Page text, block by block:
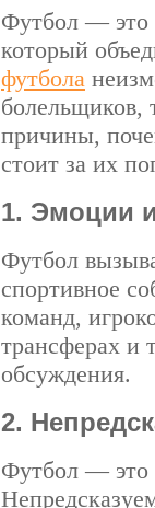
Футбол — это
который
футбола
болельщиков,
причины,
стоит за их
1. Эмоции
Футбол
спортивное
команд,
трансферах и
обсуждения.
2.
Футбол — это